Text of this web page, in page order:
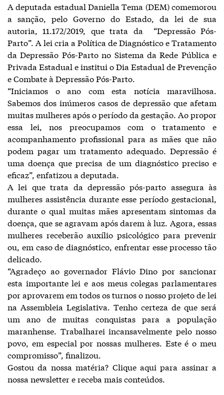
A deputada estadual Daniella Tema (DEM) comemorou
a sanção, pelo Governo do Estado, da lei de sua
autoria, 11.172/2019, que trata da “Depressão Pós-
Parto”. A lei cria a Política de Diagnóstico e Tratamento
da Depressão Pós-Parto no Sistema da Rede Pública e
Privada Estadual e institui o Dia Estadual de Prevenção
e Combate à Depressão Pós-Parto.
“Iniciamos o ano com esta notícia maravilhosa.
Sabemos dos inúmeros casos de depressão que afetam
muitas mulheres após o período da gestação. Ao propor
essa lei, nos preocupamos com o tratamento e
acompanhamento profissional para as mães que não
podem pagar um tratamento adequado. Depressão é
uma doença que precisa de um diagnóstico preciso e
eficaz”, enfatizou a deputada.
A lei que trata da depressão pós-parto assegura às
mulheres assistência durante esse período gestacional,
durante o qual muitas mães apresentam sintomas da
doença, que se agravam após darem à luz. Agora, essas
mulheres receberão auxílio psicológico para prevenir
ou, em caso de diagnóstico, enfrentar esse processo tão
delicado.
“Agradeço ao governador Flávio Dino por sancionar
esta importante lei e aos meus colegas parlamentares
por aprovarem em todos os turnos o nosso projeto de lei
na Assembleia Legislativa. Tenho certeza de que será
um ano de muitas conquistas para a população
maranhense. Trabalharei incansavelmente pelo nosso
povo, em especial por nossas mulheres. Este é o meu
compromisso”, finalizou.
Gostou da nossa matéria? Clique aqui para assinar a
nossa newsletter e receba mais conteúdos.